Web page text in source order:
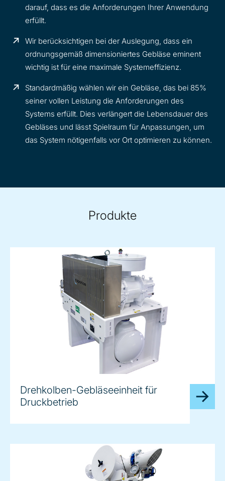
darauf, dass es die Anforderungen Ihrer Anwendung
erfüllt.
Wir berücksichtigen bei der Auslegung, dass ein
ordnungsgemäß dimensioniertes Gebläse eminent
wichtig ist für eine maximale Systemeffizienz.
Standardmäßig wählen wir ein Gebläse, das bei 85%
seiner vollen Leistung die Anforderungen des
Systems erfüllt. Dies verlängert die Lebensdauer des
Gebläses und lässt Spielraum für Anpassungen, um
das System nötigenfalls vor Ort optimieren zu können.
Produkte
Drehkolben-Gebläseeinheit für
Druckbetrieb